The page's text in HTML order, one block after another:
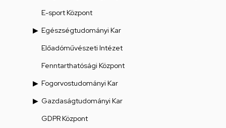
E-sport Központ
Egészségtudományi Kar
Előadóművészeti Intézet
Fenntarthatósági Központ
Fogorvostudományi Kar
Gazdaságtudományi Kar
GDPR Központ